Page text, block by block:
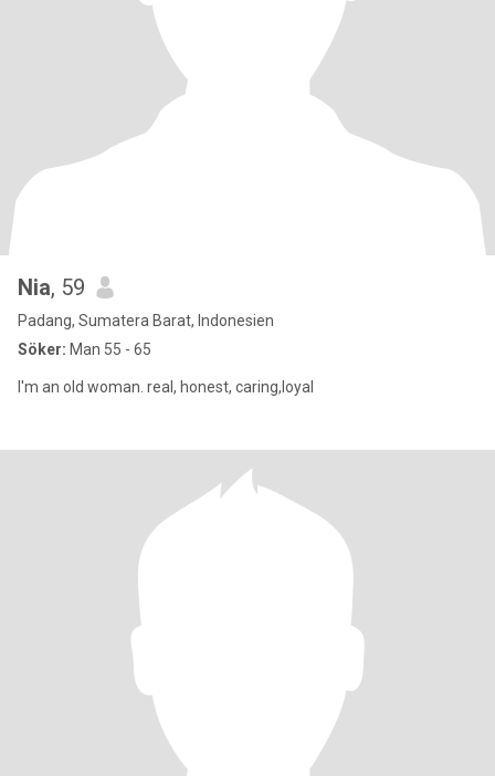
Nia, 59
Padang, Sumatera Barat, Indonesien
Söker: Man 55 - 65
I'm an old woman. real, honest, caring,loyal